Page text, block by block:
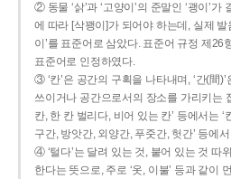
② 동물 ‘삵’과 ‘고양이’의 준말인 ‘괭이’가
에 따라 [삭꽹이]가 되어야 하는데, 실제 발
이’를 표준어로 삼았다. 표준어 규정 제26
표준어로 인정하였다.
③ ‘칸’은 공간의 구획을 나타내며, ‘간(間
쓰이거나 공간으로서의 장소를 가리키는
칸, 한 칸 벌리다, 비어 있는 칸’ 등에서는 ‘
구간, 방앗간, 외양간, 푸줏간, 헛간’ 등에서
④ ‘털다’는 달려 있는 것, 붙어 있는 것 따
한다는 뜻으로, 주로 ‘옷, 이불’ 등과 같이